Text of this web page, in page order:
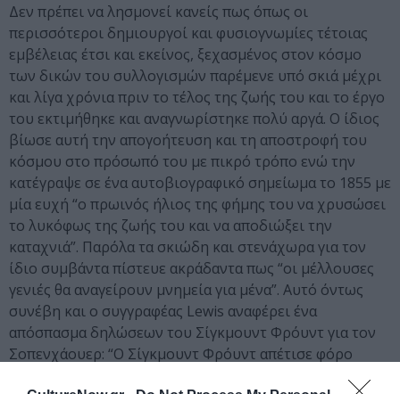
Δεν πρέπει να λησμονεί κανείς πως όπως οι
περισσότεροι δημιουργοί και φυσιογνωμίες τέτοιας
εμβέλειας έτσι και εκείνος, ξεχασμένος στον κόσμο
των δικών του συλλογισμών παρέμενε υπό σκιά μέχρι
και λίγα χρόνια πριν το τέλος της ζωής του και το έργο
του εκτιμήθηκε και αναγνωρίστηκε πολύ αργά. Ο ίδιος
βίωσε αυτή την απογοήτευση και τη αποστροφή του
κόσμου στο πρόσωπό του με πικρό τρόπο ενώ την
κατέγραψε σε ένα αυτοβιογραφικό σημείωμα το 1855 με
μία ευχή “ο πρωινός ήλιος της φήμης του να χρυσώσει
το λυκόφως της ζωής του και να αποδιώξει την
καταχνιά”. Παρόλα τα σκιώδη και στενάχωρα για τον
ίδιο συμβάντα πίστευε ακράδαντα πως “οι μέλλουσες
γενιές θα αναγείρουν μνημεία για μένα”. Αυτό όντως
συνέβη και ο συγγραφέας Lewis αναφέρει ένα
απόσπασμα δηλώσεων του Σίγκμουντ Φρόυντ για τον
Σοπενχάουερ: “Ο Σίγκμουντ Φρόυντ απέτισε φόρο
τιμής στον Σοπενχάουερ χαρακτηρίζοντάς τον πηγή